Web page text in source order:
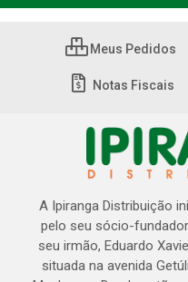
Meus Pedidos
Notas Fiscais
A Ipiranga Distribuição
pelo seu sócio-
seu irmão, Eduardo
situada na avenida